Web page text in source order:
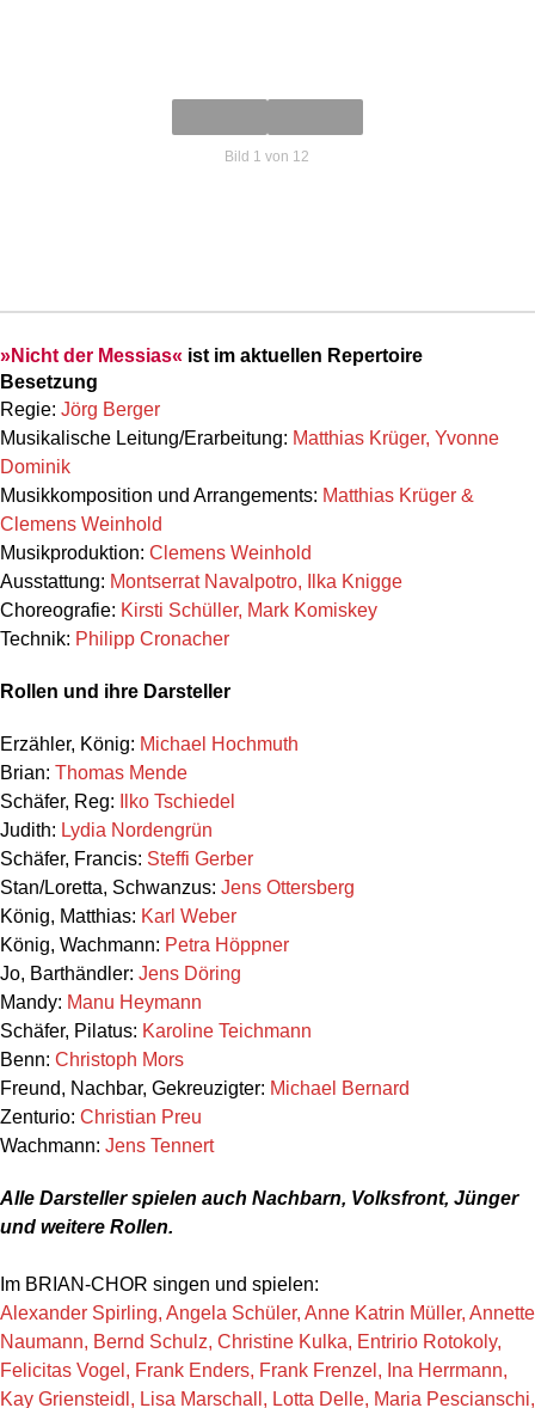
Bild 1 von 12
»Nicht der Messias« ist im aktuellen Repertoire
Besetzung
Regie: Jörg Berger
Musikalische Leitung/Erarbeitung: Matthias Krüger, Yvonne
Dominik
Musikkomposition und Arrangements: Matthias Krüger &
Clemens Weinhold
Musikproduktion: Clemens Weinhold
Ausstattung: Montserrat Navalpotro, Ilka Knigge
Choreografie: Kirsti Schüller, Mark Komiskey
Technik: Philipp Cronacher
Rollen und ihre Darsteller
Erzähler, König: Michael Hochmuth
Brian: Thomas Mende
Schäfer, Reg:
Ilko Tschiedel
Judith: Lydia Nordengrün
Schäfer, Francis: Steffi Gerber
Stan/Loretta, Schwanzus: Jens Ottersberg
König, Matthias: Karl Weber
König, Wachmann: Petra Höppner
Jo, Barthändler: Jens Döring
Mandy: Manu Heymann
Schäfer, Pilatus: Karoline Teichmann
Benn: Christoph Mors
Freund, Nachbar, Gekreuzigter: Michael Bernard
Zenturio: Christian Preu
Wachmann: Jens Tennert
Alle Darsteller spielen auch Nachbarn, Volksfront, Jünger
und weitere Rollen.
Im BRIAN-CHOR singen und spielen:
Alexander Spirling, Angela Schüler, Anne Katrin Müller, Annette
Naumann, Bernd Schulz, Christine Kulka, Entririo Rotokoly,
Felicitas Vogel, Frank Enders, Frank Frenzel, Ina Herrmann,
Kay Griensteidl, Lisa Marschall, Lotta Delle, Maria Pescianschi,